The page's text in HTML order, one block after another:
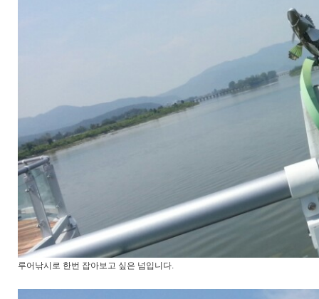
루어낚시로 한번 잡아보고 싶은 넘입니다.